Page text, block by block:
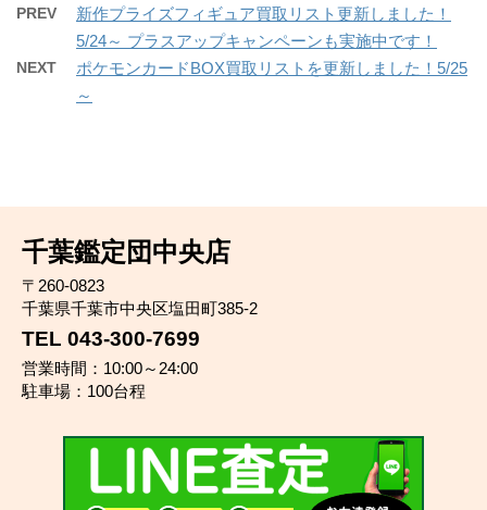
PREV
新作プライズフィギュア買取リスト更新しました！
5/24～ プラスアップキャンペーンも実施中です！
NEXT
ポケモンカードBOX買取リストを更新しました！5/25
～
千葉鑑定団中央店
〒260-0823
千葉県千葉市中央区塩田町385-2
TEL 043-300-7699
営業時間：10:00～24:00
駐車場：100台程